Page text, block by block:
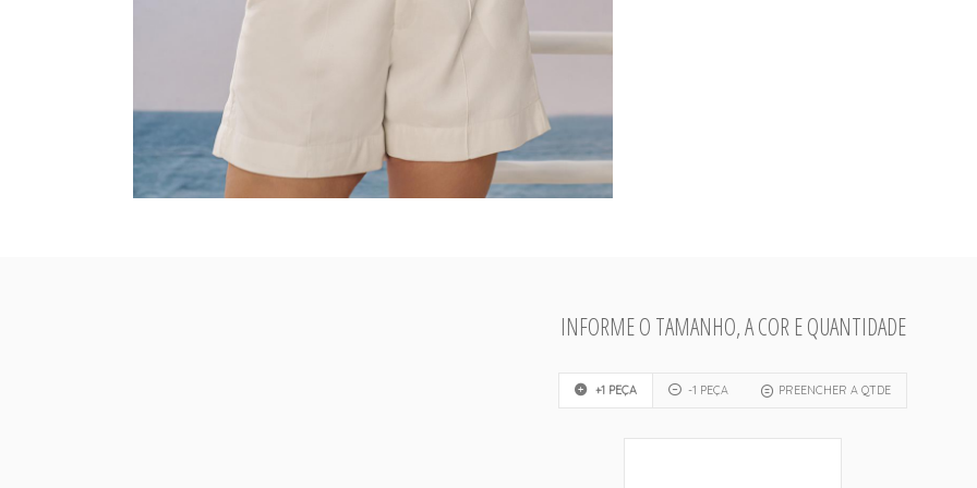
INFORME O TAMANHO, A COR E QUANTIDADE
+1 PEÇA -1 PEÇA PREENCHER A QTDE